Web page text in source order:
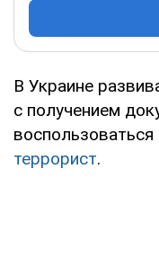
В Украине
с получением
террорист.